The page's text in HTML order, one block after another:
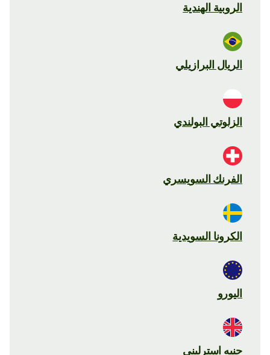
الروبية الهندية
الريال البرازيلي
الزلوتي البولندي
الفرنك السويسري
الكرونا السويدية
اليورو
جنيه استرليني